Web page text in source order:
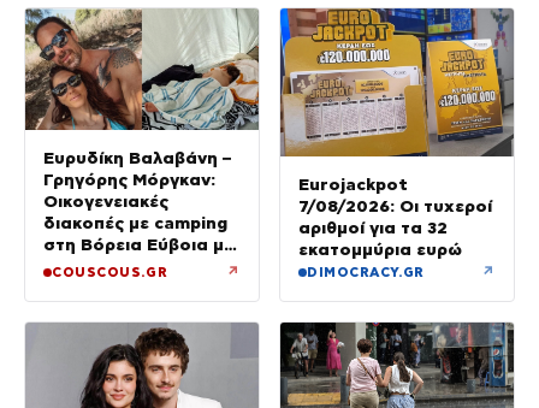
Ευρυδίκη Βαλαβάνη –
Γρηγόρης Μόργκαν:
Οικογενειακές
διακοπές με camping
στη Βόρεια Εύβοια με
τον ενός έτους γιο
COUSCOUS.GR ↗
Eurojackpot
7/08/2026: Οι τυχεροί
αριθμοί για τα 32
εκατομμύρια ευρώ
DIMOCRACY.GR ↗